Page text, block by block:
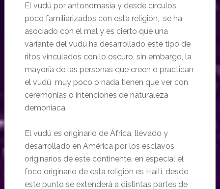
El vudú por antonomasia y desde círculos
poco familiarizados con esta religión, se ha
asociado con el mal y es cierto que una
variante del vudú ha desarrollado este tipo de
ritos vinculados con lo oscuro, sin embargo, la
mayoría de las personas que creen o practican
el vudú muy poco o nada tienen que ver con
ceremonias o intenciones de naturaleza
demoniaca.
El vudú es originario de África, llevado y
desarrollado en América por los esclavos
originarios de este continente, en especial el
foco originario de esta religión es Haití, desde
este punto se extenderá a distintas partes de